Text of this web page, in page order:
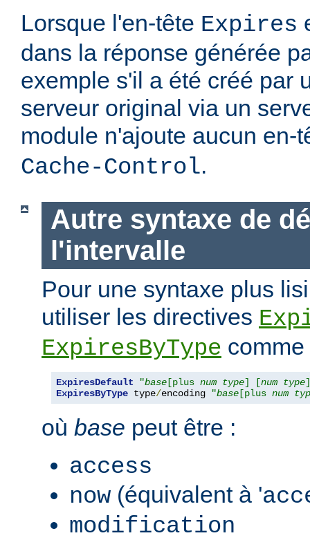
Lorsque l'en-tête Expires
dans la réponse générée
exemple s'il a été créé par
serveur original via un
module n'ajoute aucun en-
Cache-Control.
Autre syntaxe de
l'intervalle
Pour une syntaxe plus
utiliser les directives
ExpiresByType
ExpiresDefault "base [plus num type] [num type
ExpiresByType type/encoding "base [plus num
où base peut être :
access
now (équivalent à '
modification